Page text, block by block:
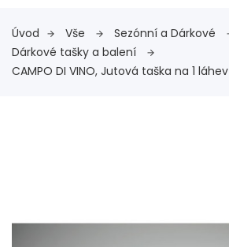
Úvod Vše
Sezónní a Dárkové
Dárkové tašky a balení
CAMPO DI VINO, Jutová taška na 1 láhev